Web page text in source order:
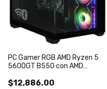
PC Gamer RGB AMD Ryzen 5
5600GT B550 con AMD
$12,886.00